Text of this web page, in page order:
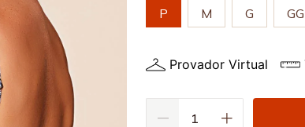
P M G GG
Provador Virtual